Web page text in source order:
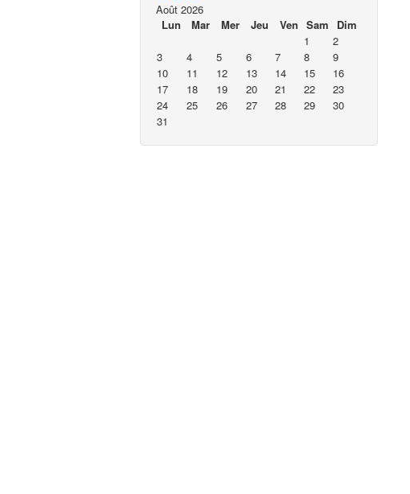
Août 2026
Lun
Mar Mer Jeu Ven Sam
Dim
1
2
3
4 5 6 7 8
9
10
11 12 13 14 15
16
17
18 19 20 21 22
23
24
25 26 27 28 29
30
31